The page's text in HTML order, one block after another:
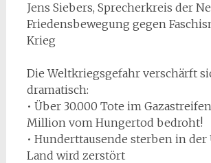
Jens Siebers, Sprecherkreis der
Friedensbewegung gegen
Krieg
Die Weltkriegsgefahr verschärft
dramatisch:
• Über 30.000 Tote im
Million vom Hungertod bedroht!
• Hunderttausende sterben in der
Land wird zerstört